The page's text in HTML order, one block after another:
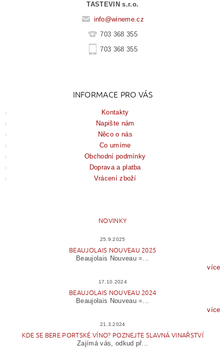
TASTEVIN s.r.o.
info@wineme.cz
703 368 355
703 368 355
INFORMACE PRO VÁS
Kontakty
Napište nám
Něco o nás
Co umíme
Obchodní podmínky
Doprava a platba
Vrácení zboží
NOVINKY
25.9.2025
BEAUJOLAIS NOUVEAU 2025
Beaujolais Nouveau =...
více
17.10.2024
BEAUJOLAIS NOUVEAU 2024
Beaujolais Nouveau =...
více
21.3.2024
KDE SE BERE PORTSKÉ VÍNO? POZNEJTE SLAVNÁ VINAŘSTVÍ
Zajímá vás, odkud př...